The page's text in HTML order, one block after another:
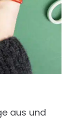
aus und